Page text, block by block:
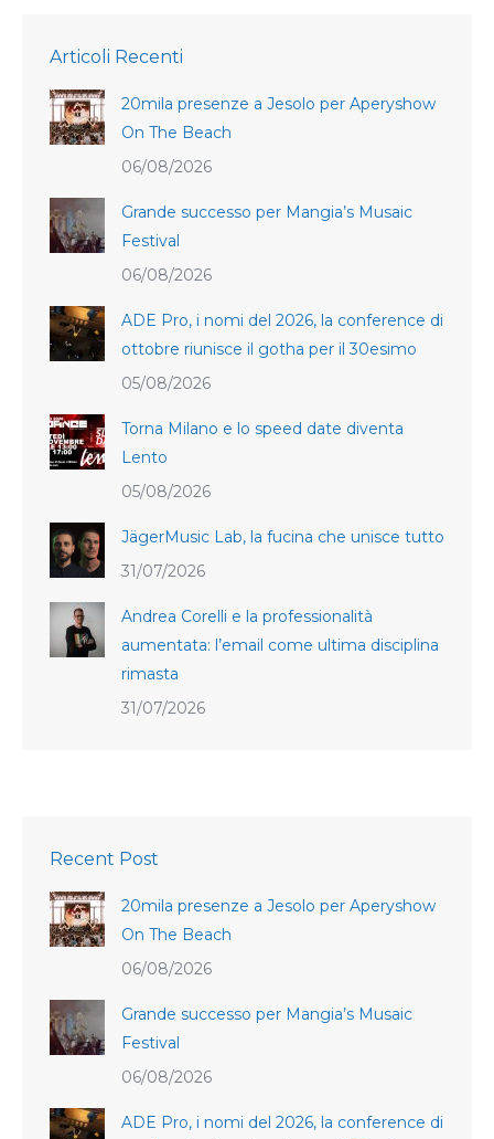
Articoli Recenti
20mila presenze a Jesolo per Aperyshow
On The Beach
06/08/2026
Grande successo per Mangia’s Musaic
Festival
06/08/2026
ADE Pro, i nomi del 2026, la conference di
ottobre riunisce il gotha per il 30esimo
05/08/2026
Torna Milano e lo speed date diventa
Lento
05/08/2026
JägerMusic Lab, la fucina che unisce tutto
31/07/2026
Andrea Corelli e la professionalità
aumentata: l’email come ultima disciplina
rimasta
31/07/2026
Recent Post
20mila presenze a Jesolo per Aperyshow
On The Beach
06/08/2026
Grande successo per Mangia’s Musaic
Festival
06/08/2026
ADE Pro, i nomi del 2026, la conference di